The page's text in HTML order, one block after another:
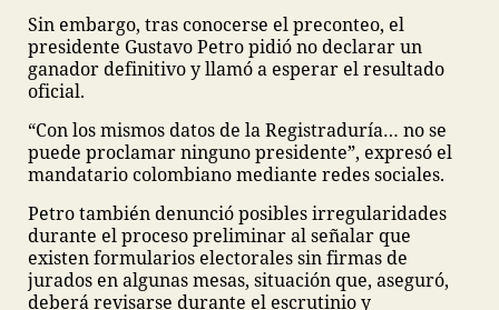
Sin embargo, tras conocerse el preconteo, el
presidente Gustavo Petro pidió no declarar un
ganador definitivo y llamó a esperar el resultado
oficial.
“Con los mismos datos de la Registraduría… no se
puede proclamar ninguno presidente”, expresó el
mandatario colombiano mediante redes sociales.
Petro también denunció posibles irregularidades
durante el proceso preliminar al señalar que
existen formularios electorales sin firmas de
jurados en algunas mesas, situación que, aseguró,
deberá revisarse durante el escrutinio y